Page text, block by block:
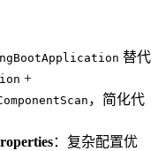
替代
+
，简化代
：复杂配置优